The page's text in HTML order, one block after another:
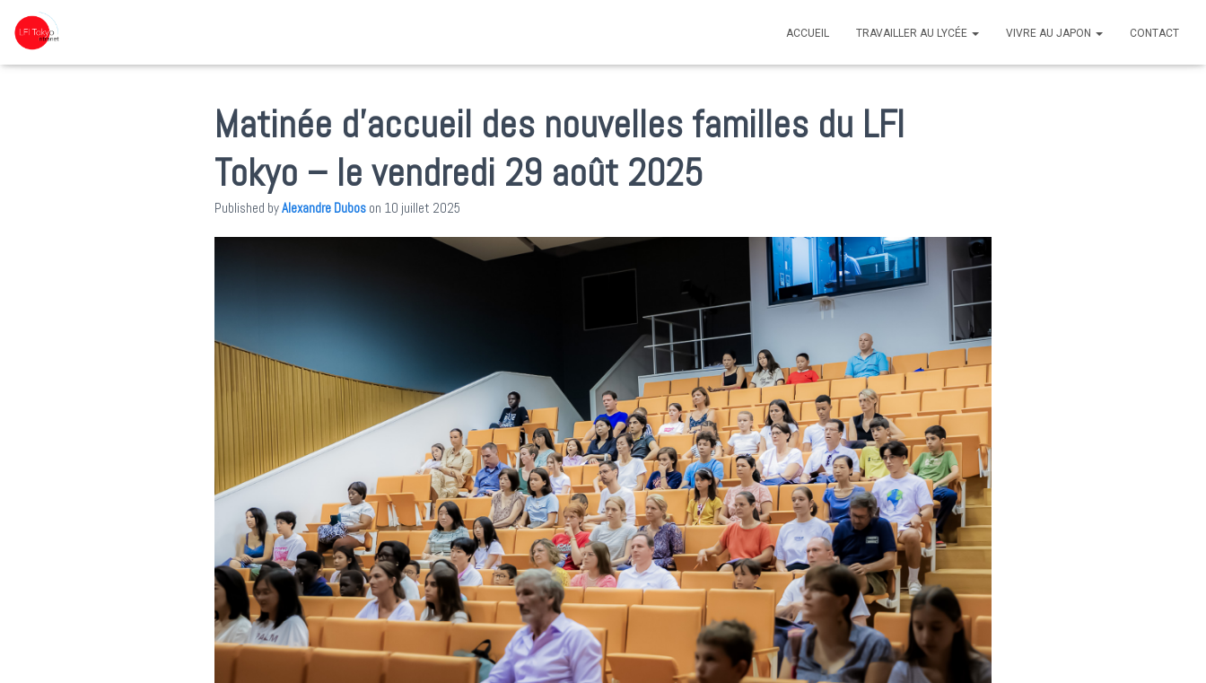
ACCUEIL TRAVAILLER AU LYCÉE VIVRE AU JAPON CONTACT
Matinée d’accueil des nouvelles familles du LFI
Tokyo – le vendredi 29 août 2025
Published byAlexandre Dubos on 10 juillet 2025